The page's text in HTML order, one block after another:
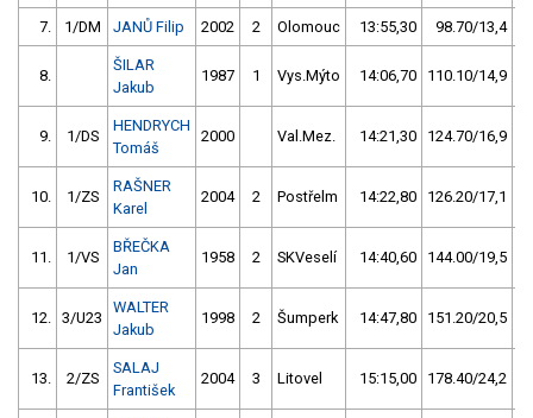
7. 1/DM JANŮ Filip 2002 2 Olomouc 13:55,30 98.70/13,4
8.
ŠILAR
Jakub
1987 1 Vys.Mýto 14:06,70 110.10/14,9
9. 1/DS
HENDRYCH
Tomáš
2000 Val.Mez. 14:21,30 124.70/16,9
10. 1/ZS
RAŠNER
Karel
2004 2 Postřelm 14:22,80 126.20/17,1
11. 1/VS
BŘEČKA
Jan
1958 2 SKVeselí 14:40,60 144.00/19,5
12. 3/U23
WALTER
Jakub
1998 2 Šumperk 14:47,80 151.20/20,5
13. 2/ZS
SALAJ
František
2004 3 Litovel 15:15,00 178.40/24,2